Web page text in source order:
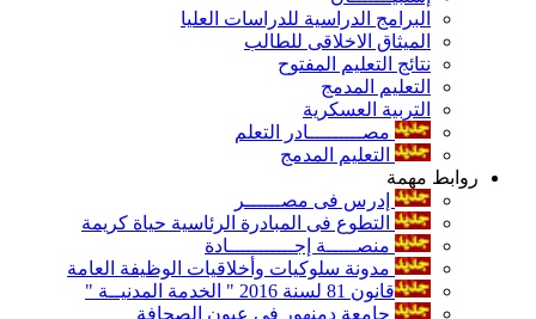
البرامج الدراسية للدراسات العليا
الميثاق الاخلاقى للطالب
نتائج التعليم المفتوح
التعليم المدمج
التربية العسكرية
مصـــــــــادر التعلم
التعليم المدمج
روابط مهمة
إدرس فى مصــــــر
التطوع فى المبادرة الرئاسية حياة كريمة
منصـــــة إجـــــــــــادة
مدونة سلوكيات وأخلاقيات الوظيفة العامة
قانون 81 لسنة 2016 " الخدمة المدنيــة "
جامعة دمنهور في عيون الصحافة